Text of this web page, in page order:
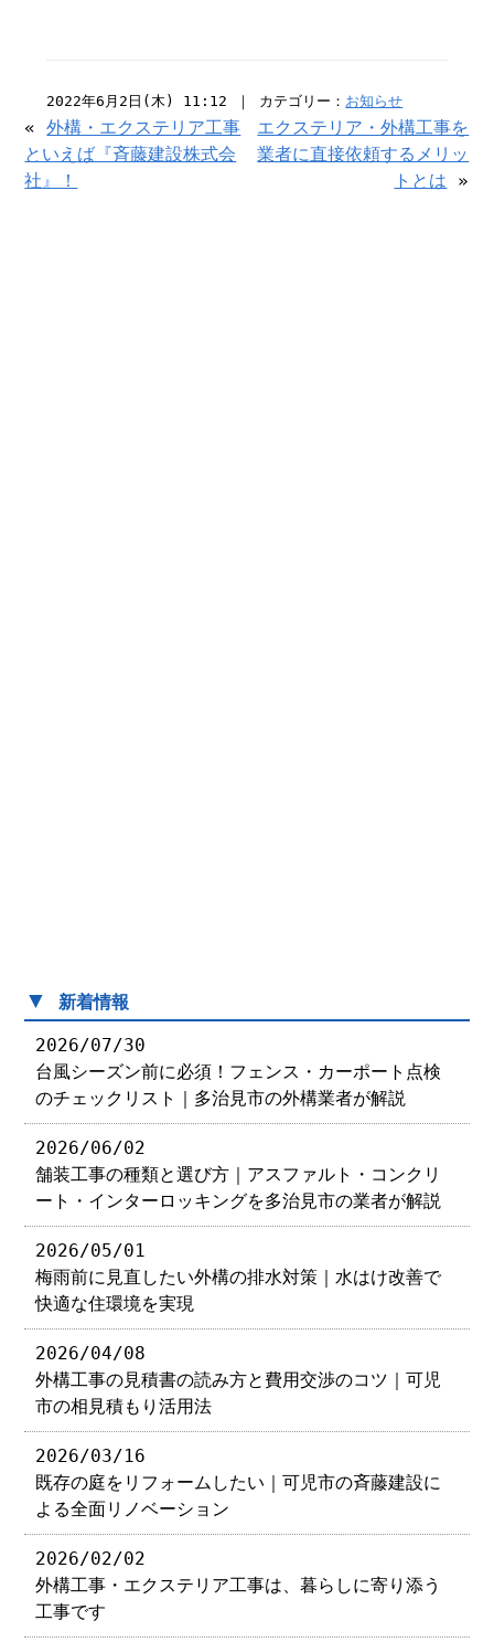
2022年6月2日(木) 11:12 ｜ カテゴリー： お知らせ
«外構・エクステリア工事
といえば『斉藤建設株式会
社』！
エクステリア・外構工事を
業者に直接依頼するメリッ
トとは »
▼ 新着情報
2026/07/30
台風シーズン前に必須！フェンス・カーポート点検
のチェックリスト｜多治見市の外構業者が解説
2026/06/02
舗装工事の種類と選び方｜アスファルト・コンクリ
ート・インターロッキングを多治見市の業者が解説
2026/05/01
梅雨前に見直したい外構の排水対策｜水はけ改善で
快適な住環境を実現
2026/04/08
外構工事の見積書の読み方と費用交渉のコツ｜可児
市の相見積もり活用法
2026/03/16
既存の庭をリフォームしたい｜可児市の斉藤建設に
よる全面リノベーション
2026/02/02
外構工事・エクステリア工事は、暮らしに寄り添う
工事です